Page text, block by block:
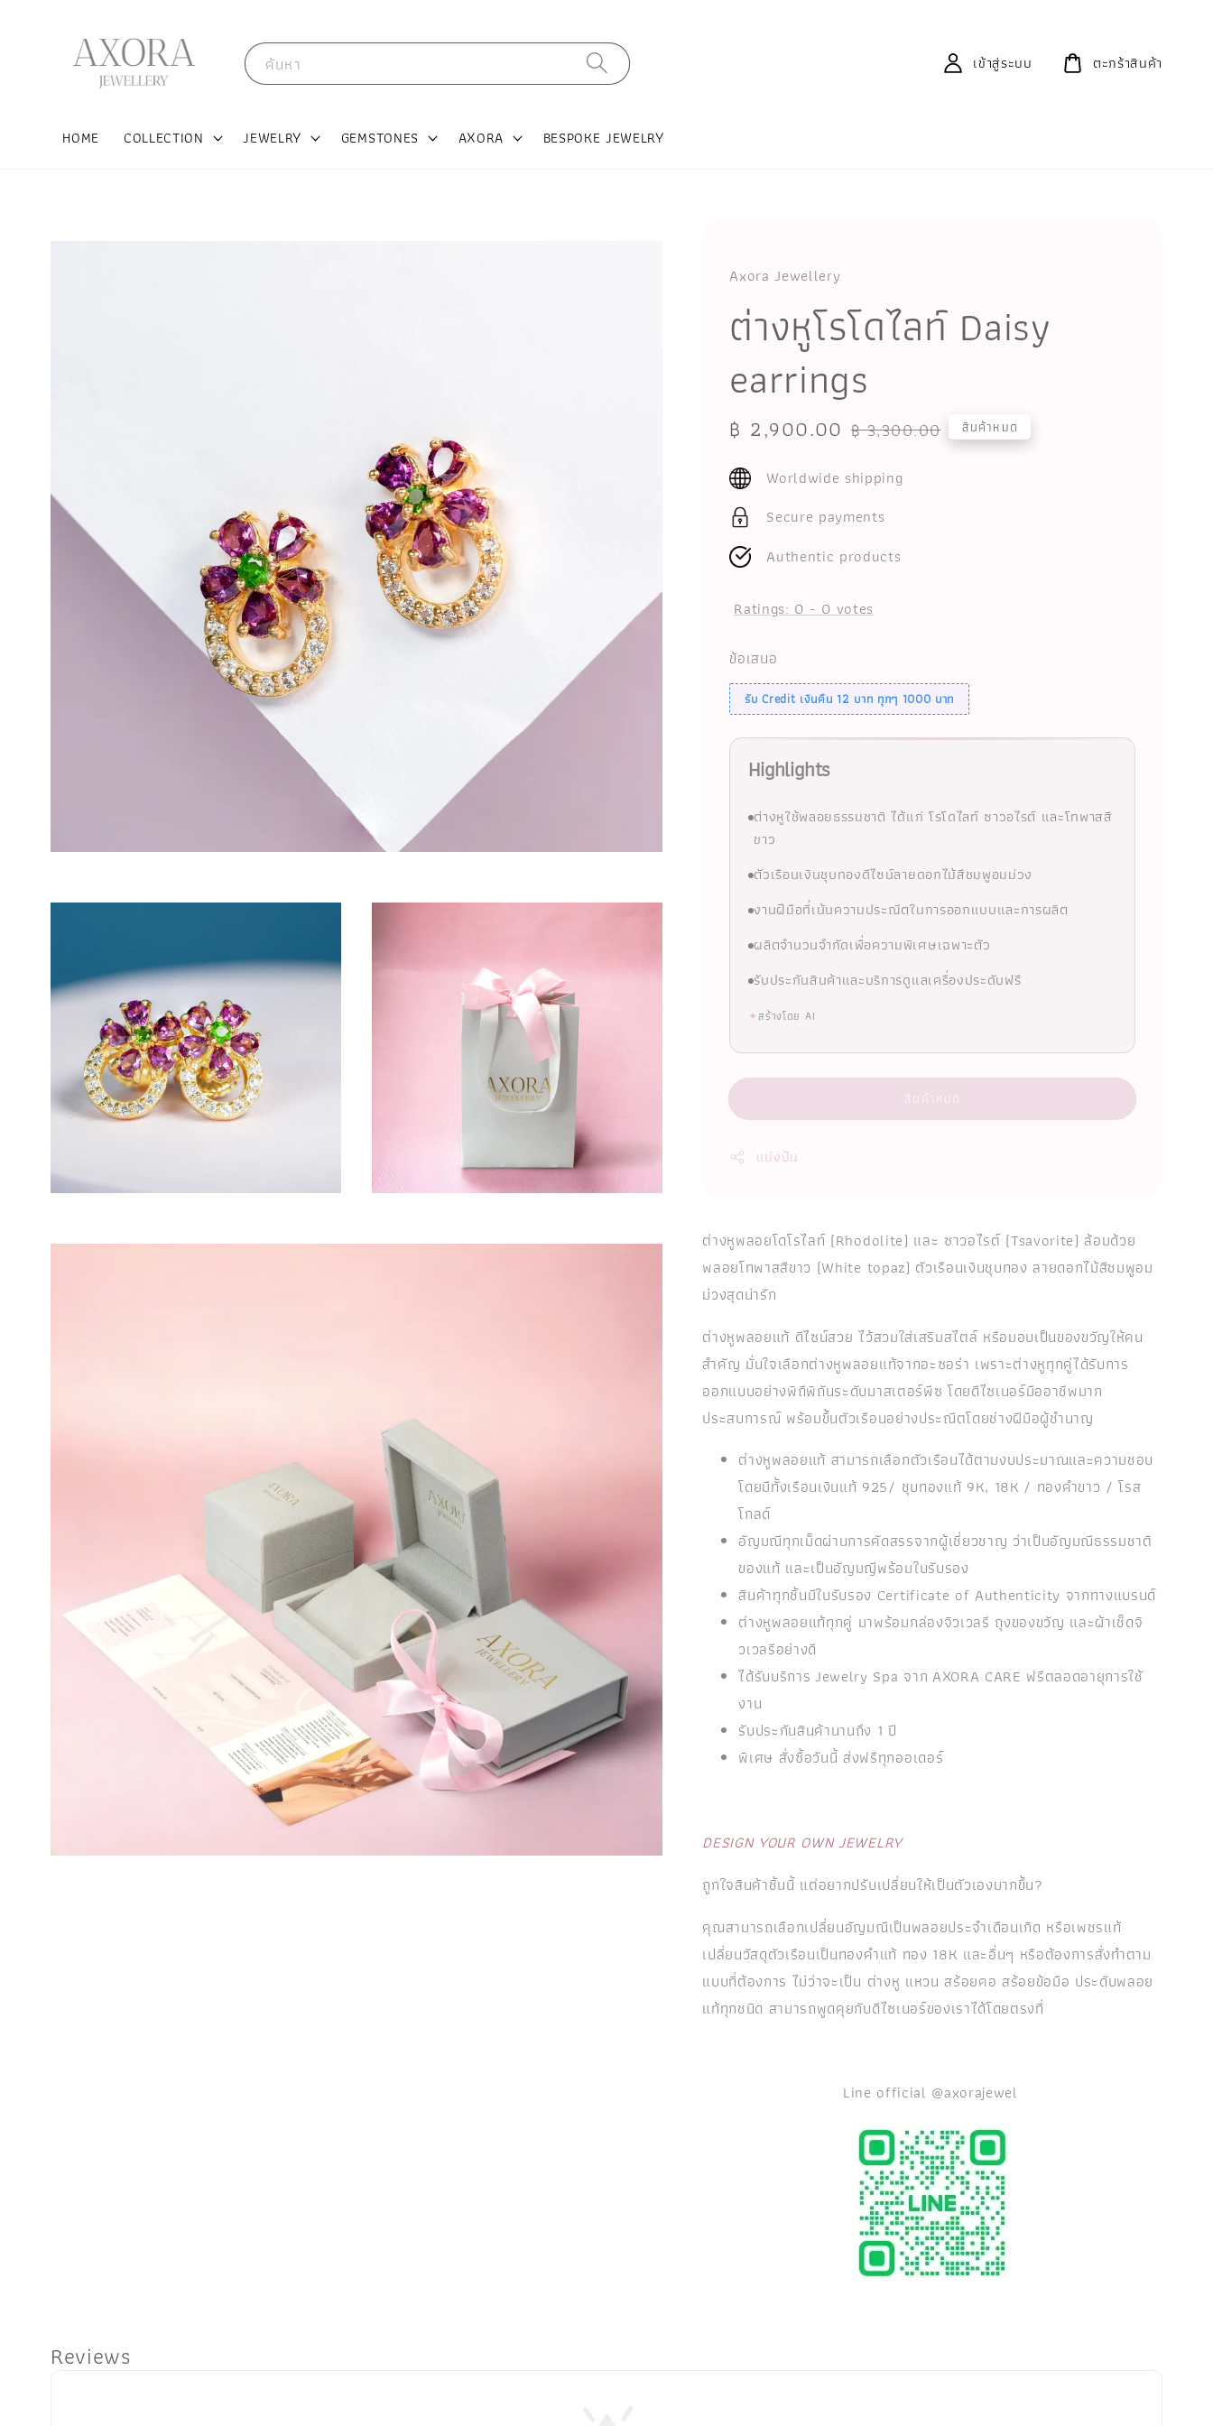
ค้นหา
HOME COLLECTION JEWELRY GEMSTONES AXORA BESPOKE JEWELRY
เข้าสู่ระบบ ตะกร้าสินค้า
Axora Jewellery
ต่างหูโรโดไลท์ Daisy
earrings
Sale
price
฿ 2,900.00 Regular
฿ 3,300.00 สินค้าหมด
Worldwide shipping
Secure payments
Authentic products
Ratings:0-0votes
ข้อเสนอ
รับ Credit เงินคืน 12 บาท ทุกๆ 1000 บาท
Highlights
ต่างหูใช้พลอยธรรมชาติ ได้แก่ โรโดไลท์ ซาวอไรต์ และโทพาสสี
ขาว
ตัวเรือนเงินชุบทองดีไซน์ลายดอกไม้สีชมพูอมม่วง
งานฝีมือที่เน้นความประณีตในการออกแบบและการผลิต
ผลิตจำนวนจำกัดเพื่อความพิเศษเฉพาะตัว
รับประกันสินค้าและบริการดูแลเครื่องประดับฟรี
✦สร้างโดย AI
สินค้าหมด
แบ่งปัน
ต่างหูพลอยโดโรไลท์ (Rhodolite) และ ซาวอไรต์ (Tsavorite) ล้อมด้วย
พลอยโทพาสสีขาว (White topaz) ตัวเรือนเงินชุบทอง ลายดอกไม้สีชมพูอม
ม่วงสุดน่ารัก
ต่างหูพลอยแท้ ดีไซน์สวย ไว้สวมใส่เสริมสไตล์ หรือมอบเป็นของขวัญให้คน
สำคัญ มั่นใจเลือกต่างหูพลอยแท้จากอะซอร่า เพราะต่างหูทุกคู่ได้รับการ
ออกแบบอย่างพิถีพิถันระดับมาสเตอร์พีซ โดยดีไซเนอร์มืออาชีพมาก
ประสบการณ์ พร้อมขึ้นตัวเรือนอย่างประณีตโดยช่างฝีมือผู้ชำนาญ
ต่างหูพลอยแท้ สามารถเลือกตัวเรือนได้ตามงบประมาณและความชอบ
โดยมีทั้งเรือนเงินแท้ 925/ ชุบทองแท้ 9K, 18K / ทองคำขาว / โรส
โกลด์
อัญมณีทุกเม็ดผ่านการคัดสรรจากผู้เชี่ยวชาญ ว่าเป็นอัญมณีธรรมชาติ
ของแท้ และเป็นอัญมญีพร้อมใบรับรอง
สินค้าทุกชิ้นมีใบรับรอง Certificate of Authenticity จากทางแบรนด์
ต่างหูพลอยแท้ทุกคู่ มาพร้อมกล่องจิวเวลรี ถุงของขวัญ และผ้าเช็ดจิ
วเวลรีอย่างดี
ได้รับบริการ Jewelry Spa จาก AXORA CARE ฟรีตลอดอายุการใช้
งาน
รับประกันสินค้านานถึง 1 ปี
พิเศษ สั่งซื้อวันนี้ ส่งฟรีทุกออเดอร์
DESIGN YOUR OWN JEWELRY
ถูกใจสินค้าชิ้นนี้ แต่อยากปรับเปลี่ยนให้เป็นตัวเองมากขึ้น?
คุณสามารถเลือกเปลี่ยนอัญมณีเป็นพลอยประจำเดือนเกิด หรือเพชรแท้
เปลี่ยนวัสดุตัวเรือนเป็นทองคำแท้ ทอง 18K และอื่นๆ หรือต้องการสั่งทำตาม
แบบที่ต้องการ ไม่ว่าจะเป็น ต่างหู แหวน สร้อยคอ สร้อยข้อมือ ประดับพลอย
แท้ทุกชนิด สามารถพูดคุยกับดีไซเนอร์ของเราได้โดยตรงที่
Line official @axorajewel
Reviews